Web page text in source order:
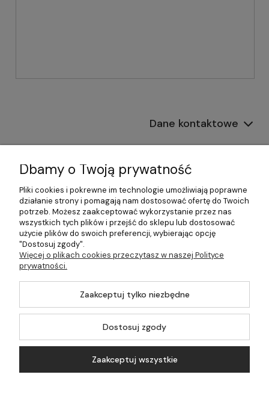
Dane kontaktowe
Informacje
Płatności i dostawa
Pomoc
Moje konto
©2026 Wszelkie Prawa Zastrzeżone | 499.pl - najlepszy sklep z
Dbamy o Twoją prywatność
Pliki cookies i pokrewne im technologie umożliwiają poprawne
działanie strony i pomagają nam dostosować ofertę do Twoich
potrzeb. Możesz zaakceptować wykorzystanie przez nas
wszystkich tych plików i przejść do sklepu lub dostosować
użycie plików do swoich preferencji, wybierając opcję
"Dostosuj zgody".
Więcej o plikach cookies przeczytasz w naszej Polityce
prywatności.
Zaakceptuj tylko niezbędne
Dostosuj zgody
Zaakceptuj wszystkie